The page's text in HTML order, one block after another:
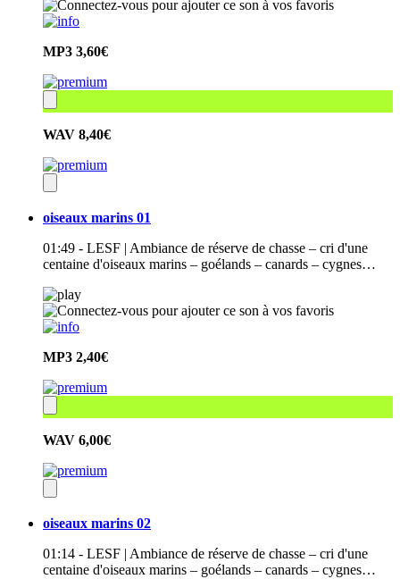
MP3 3,60€
WAV 8,40€
oiseaux marins 01
01:49 - LESF | Ambiance de réserve de chasse – cri d'une
centaine d'oiseaux marins – goélands – canards – cygnes…
MP3 2,40€
WAV 6,00€
oiseaux marins 02
01:14 - LESF | Ambiance de réserve de chasse – cri d'une
centaine d'oiseaux marins – goélands – canards – cygnes…